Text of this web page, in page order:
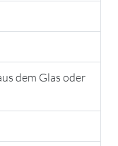
dem Glas oder